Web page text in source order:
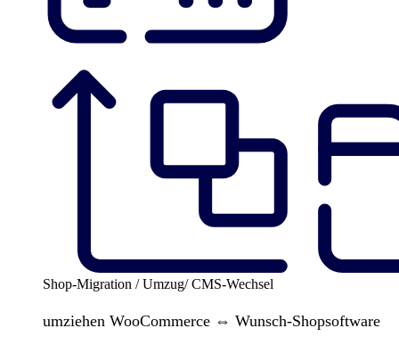
Shop-Migration / Umzug/ CMS-Wechsel
umziehen WooCommerce ⇔ Wunsch-Shopsoftware